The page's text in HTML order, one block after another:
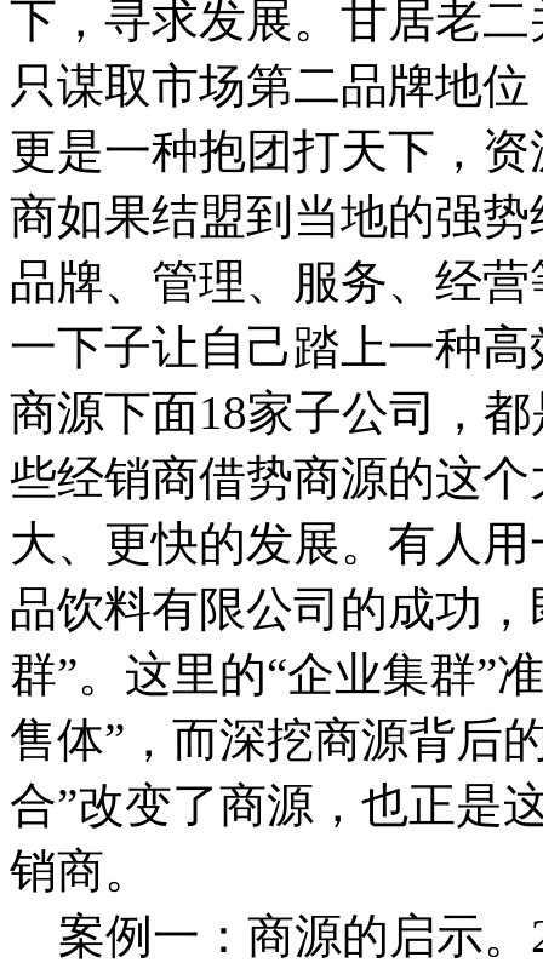
下，寻求发展。 甘居老
只谋取市场第二品牌地
更是一种抱团打天下，
商如果结盟到当地的强
品牌、管理、服务、经
一下子让自己踏上一种
商源下面18家子公司，
些经销商借势商源的这
大、更快的发展。 有人用
品饮料有限公司的成功
群”。这里的“企业集群”
售体”，而深挖商源背后
合”改变了商源，也正是
销商。
案例一：商源的启示。